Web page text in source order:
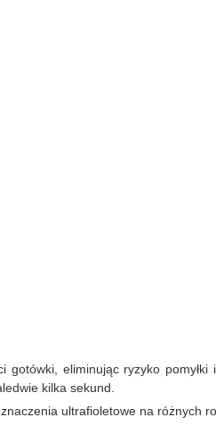
eliminując ryzyko
kilka sekund.
ultrafioletowe na